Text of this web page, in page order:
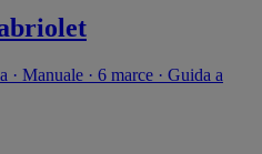
Manuale · 6 marce · Guida a